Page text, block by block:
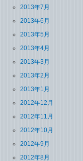
2013年7月
2013年6月
2013年5月
2013年4月
2013年3月
2013年2月
2013年1月
2012年12月
2012年11月
2012年10月
2012年9月
2012年8月